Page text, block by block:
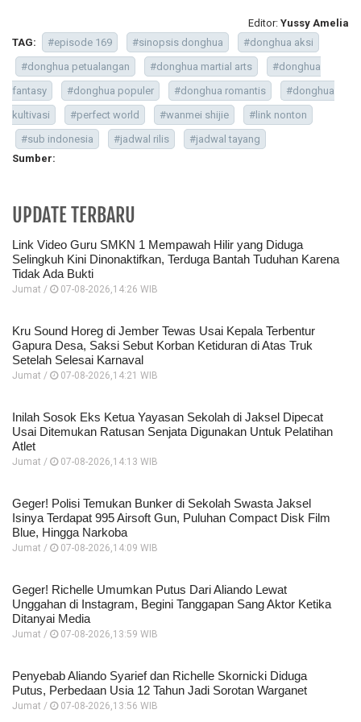
Editor: Yussy Amelia
TAG:
#episode 169 #sinopsis donghua
#donghua aksi
#donghua petualangan
#donghua martial arts
#donghua
fantasy
#donghua populer #donghua romantis
#donghua
kultivasi
#perfect world #wanmei shijie
#link nonton
#sub indonesia
#jadwal rilis
#jadwal tayang
Sumber:
UPDATE TERBARU
Link Video Guru SMKN 1 Mempawah Hilir yang Diduga
Selingkuh Kini Dinonaktifkan, Terduga Bantah Tuduhan Karena
Tidak Ada Bukti
Jumat / 07-08-2026,14:26 WIB
Kru Sound Horeg di Jember Tewas Usai Kepala Terbentur
Gapura Desa, Saksi Sebut Korban Ketiduran di Atas Truk
Setelah Selesai Karnaval
Jumat / 07-08-2026,14:21 WIB
Inilah Sosok Eks Ketua Yayasan Sekolah di Jaksel Dipecat
Usai Ditemukan Ratusan Senjata Digunakan Untuk Pelatihan
Atlet
Jumat / 07-08-2026,14:13 WIB
Geger! Polisi Temukan Bunker di Sekolah Swasta Jaksel
Isinya Terdapat 995 Airsoft Gun, Puluhan Compact Disk Film
Blue, Hingga Narkoba
Jumat / 07-08-2026,14:09 WIB
Geger! Richelle Umumkan Putus Dari Aliando Lewat
Unggahan di Instagram, Begini Tanggapan Sang Aktor Ketika
Ditanyai Media
Jumat / 07-08-2026,13:59 WIB
Penyebab Aliando Syarief dan Richelle Skornicki Diduga
Putus, Perbedaan Usia 12 Tahun Jadi Sorotan Warganet
Jumat / 07-08-2026,13:56 WIB